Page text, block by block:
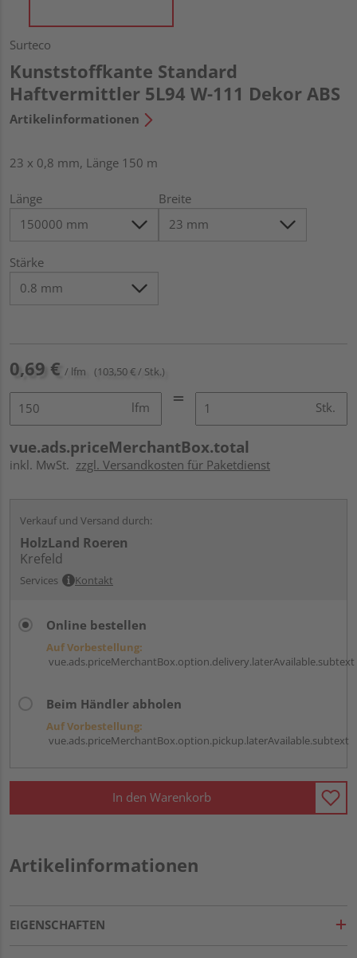
Surteco
Kunststoffkante Standard
Haftvermittler 5L94 W-111 Dekor ABS
Artikelinformationen
23 x 0,8 mm, Länge 150 m
Länge Breite
Stärke
0,69 € / lfm (103,50 € / Stk.)
lfm Stk.
vue.ads.priceMerchantBox.total
inkl. MwSt. zzgl. Versandkosten für Paketdienst
Verkauf und Versand durch:
HolzLand Roeren
Krefeld
Services Kontakt
Online bestellen
Auf Vorbestellung:
vue.ads.priceMerchantBox.option.delivery.laterAvailable.subtext
Beim Händler abholen
Auf Vorbestellung:
vue.ads.priceMerchantBox.option.pickup.laterAvailable.subtext
In den Warenkorb
Artikelinformationen
EIGENSCHAFTEN